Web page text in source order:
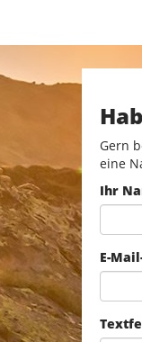
Gern
eine
Ihr
E-